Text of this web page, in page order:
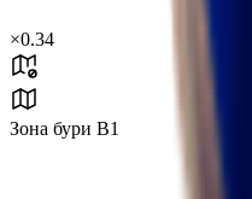
×0.34
Зона бури B1